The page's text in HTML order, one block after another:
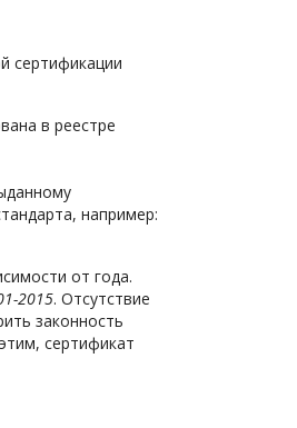
сертификации
в реестре
например:
от года.
2015. Отсутствие
законность
сертификат